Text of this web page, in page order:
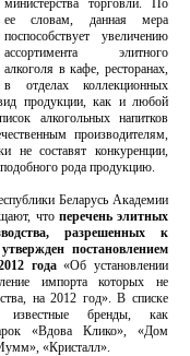
министерства торговли. По
ее словам, данная мера
поспособствует увеличению
ассортимента элитного
алкоголя в кафе, ресторанах,
в отделах коллекционных
продукции, как и любой
алкогольных напитков
производителям,
не составят конкуренции,
рода продукцию.
Беларусь Академии
что перечень элитных
разрешенных к
постановлением
года«Об установлении
импорта которых не
на 2012 год». В списке
известные бренды, как
«Вдова Клико», «Дом
«Кристалл».